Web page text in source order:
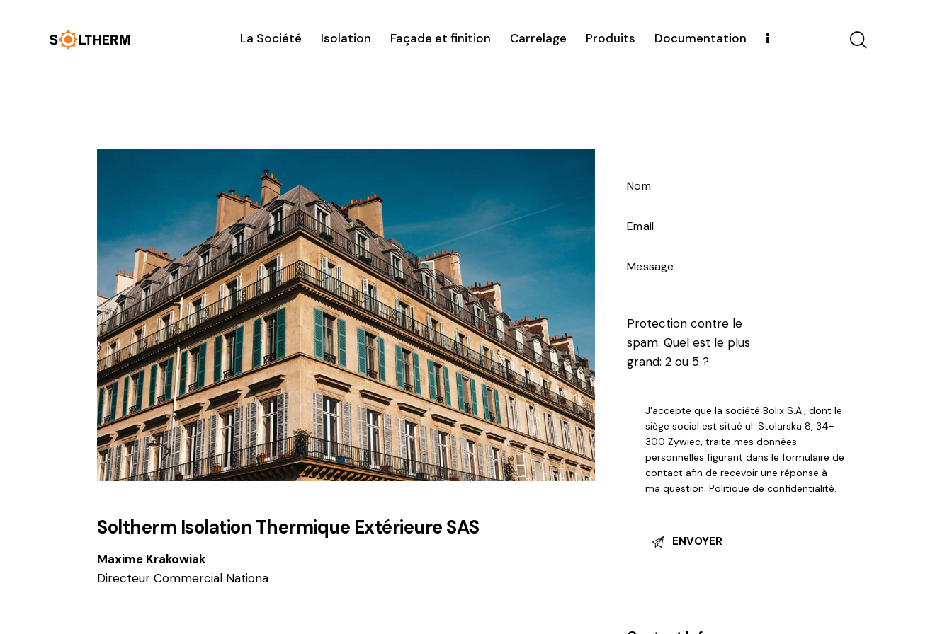
La Société Isolation Façade et finition Carrelage Produits Documentation
Soltherm Isolation Thermique Extérieure SAS
Maxime Krakowiak
Directeur Commercial Nationa
Protection contre le
spam. Quel est le plus
grand: 2 ou 5 ?
J'accepte que la société Bolix S.A., dont le
siège social est situé ul. Stolarska 8, 34-
300 Żywiec, traite mes données
personnelles figurant dans le formulaire de
contact afin de recevoir une réponse à
ma question. Politique de confidentialité.